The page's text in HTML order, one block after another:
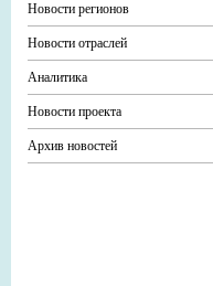
Новости регионов
Новости отраслей
Аналитика
Новости проекта
Архив новостей